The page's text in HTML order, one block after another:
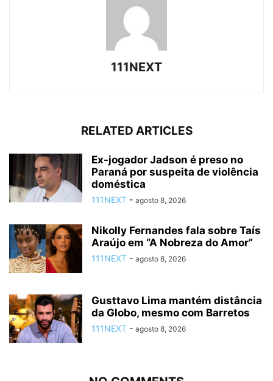
111NEXT
RELATED ARTICLES
Ex-jogador Jadson é preso no
Paraná por suspeita de violência
doméstica
111NEXT - agosto 8, 2026
Nikolly Fernandes fala sobre Taís
Araújo em “A Nobreza do Amor”
111NEXT - agosto 8, 2026
Gusttavo Lima mantém distância
da Globo, mesmo com Barretos
111NEXT - agosto 8, 2026